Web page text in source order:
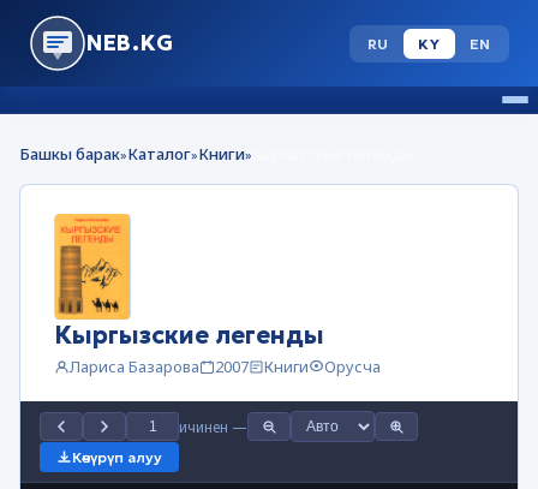
NEB.KG RU KY EN
Башкы барак»Каталог»Книги»
Кыргызские легенды
Лариса Базарова 2007 Книги Орусча
ичинен —
Көчүрүп алуу